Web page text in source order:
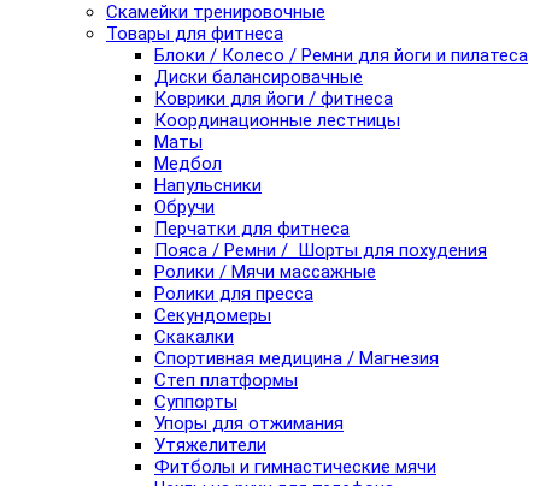
Скамейки тренировочные
Товары для фитнеса
Блоки / Колесо / Ремни для йоги и пилатеса
Диски балансировачные
Коврики для йоги / фитнеса
Координационные лестницы
Маты
Медбол
Напульсники
Обручи
Перчатки для фитнеса
Пояса / Ремни / Шорты для похудения
Ролики / Мячи массажные
Ролики для пресса
Секундомеры
Скакалки
Спортивная медицина / Магнезия
Степ платформы
Суппорты
Упоры для отжимания
Утяжелители
Фитболы и гимнастические мячи